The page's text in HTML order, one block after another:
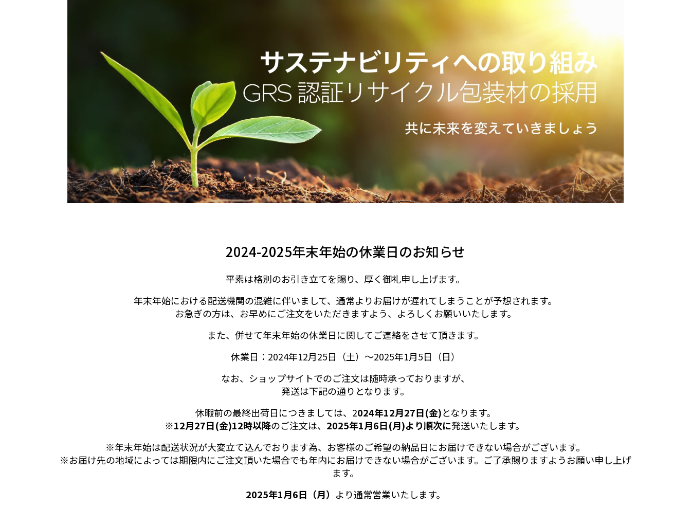
2024-2025年末年始の休業日のお知らせ
平素は格別のお引き立てを賜り、厚く御礼申し上げます。
年末年始における配送機関の混雑に伴いまして、通常よりお届けが遅れてしまうことが予想されます。
お急ぎの方は、お早めにご注文をいただきますよう、よろしくお願いいたします。
また、併せて年末年始の休業日に関してご連絡をさせて頂きます。
休業日：2024年12月25日（土）～2025年1月5日（日）
なお、ショップサイトでのご注文は随時承っておりますが、
発送は下記の通りとなります。
休暇前の最終出荷日につきましては、2024年12月27日(金)となります。
※12月27日(金)12時以降のご注文は、 2025年1月6日(月)より順次に発送いたします。
※年末年始は配送状況が大変立て込んでおります為、お客様のご希望の納品日にお届けできない場合がございます。
※お届け先の地域によっては期限内にご注文頂いた場合でも年内にお届けできない場合がございます。ご了承賜りますようお願い申し上げ
ます。
2025年1月6日（月） より通常営業いたします。